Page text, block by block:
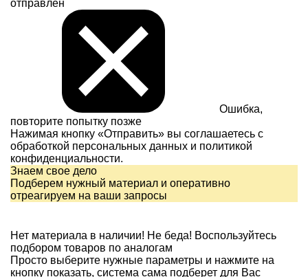
отправлен
Ошибка,
повторите попытку позже
Нажимая кнопку «Отправить» вы соглашаетесь с
обработкой персональных данных и политикой
конфиденциальности.
Знаем свое дело
Подберем нужный материал и оперативно
отреагируем на ваши запросы
Нет материала в наличии! Не беда! Воспользуйтесь
подбором товаров по аналогам
Просто выберите нужные параметры и нажмите на
кнопку показать, система сама подберет для Вас